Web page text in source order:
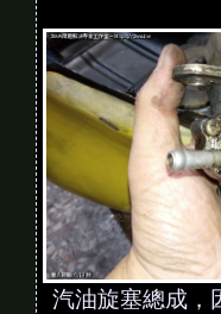
汽油旋塞總成，